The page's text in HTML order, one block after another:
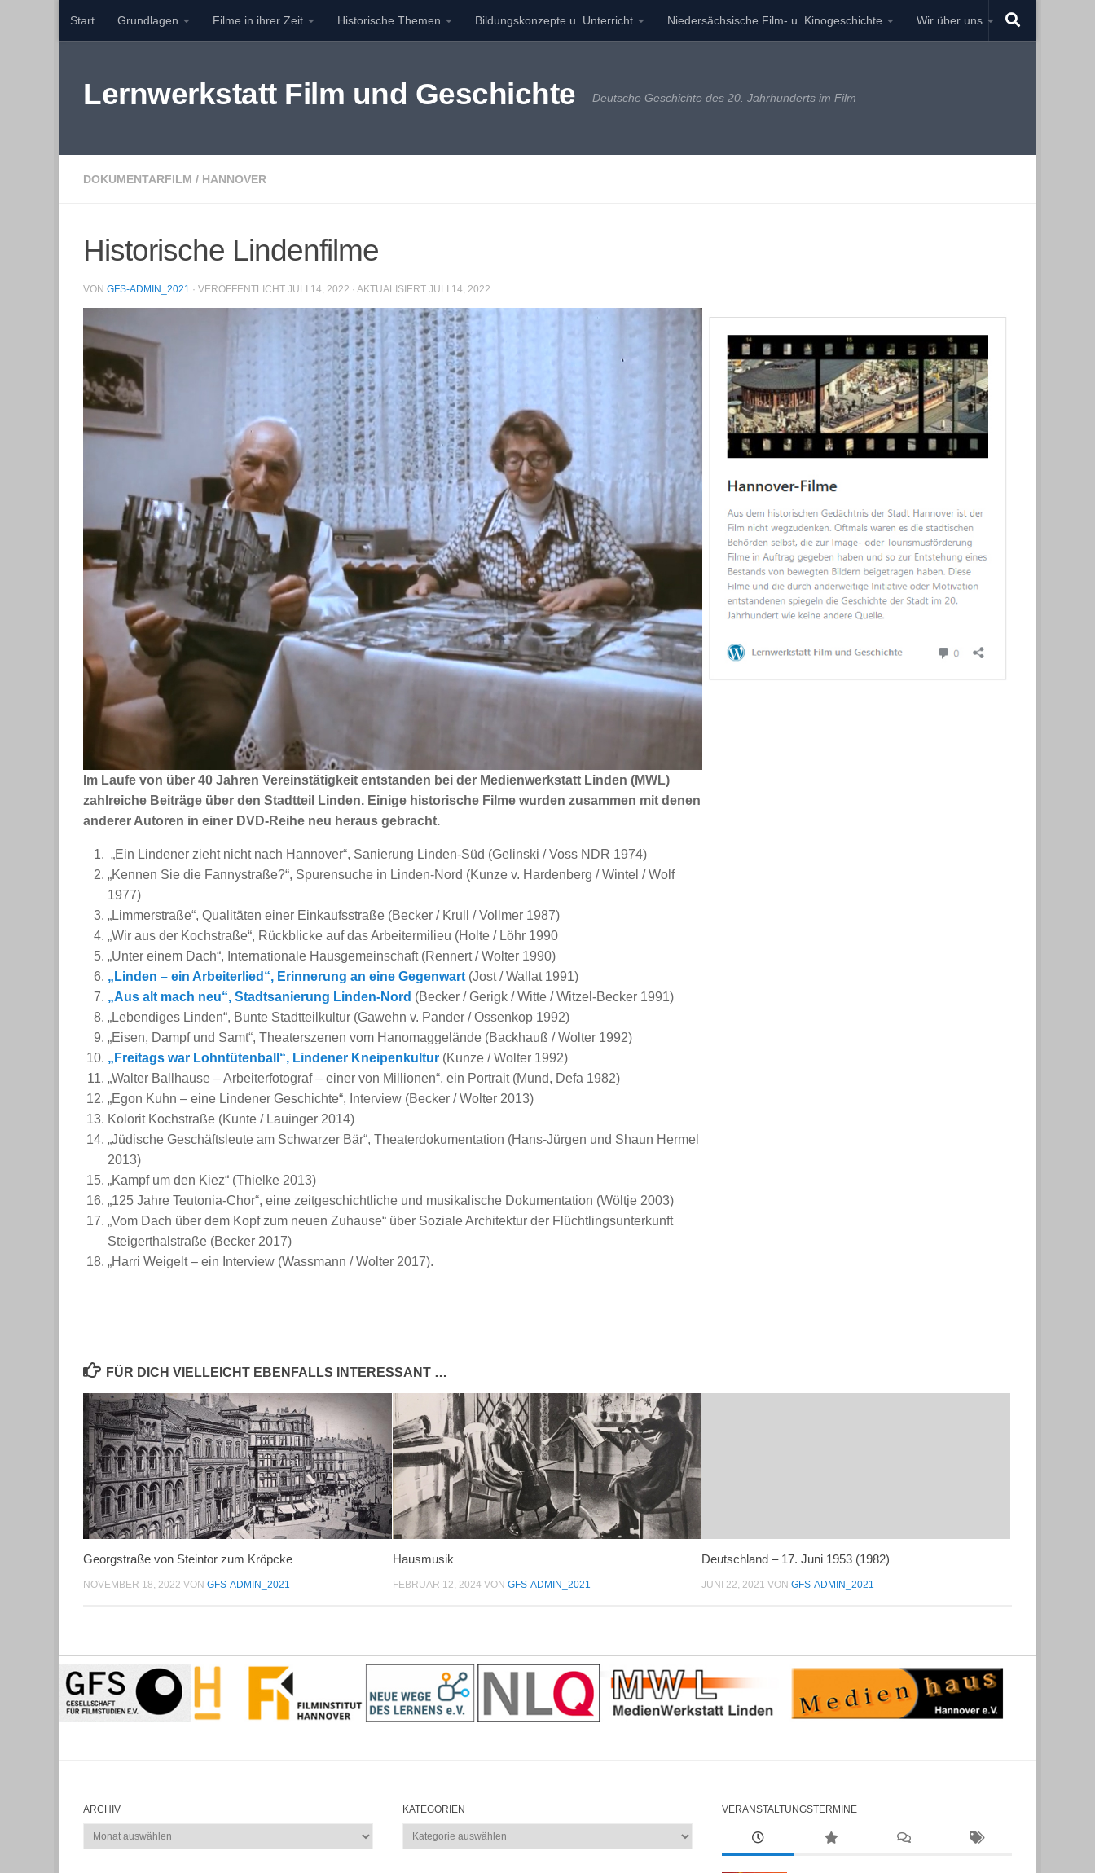
Zum Inhalt springen
Start Grundlagen Filme in ihrer Zeit Historische Themen Bildungskonzepte u. Unterricht Niedersächsische Film- u. Kinogeschichte Wir über uns
Lernwerkstatt Film und Geschichte Deutsche Geschichte des 20. Jahrhunderts im Film
DOKUMENTARFILM / HANNOVER
Historische Lindenfilme
VON GFS-ADMIN_2021 · VERÖFFENTLICHT JULI 14, 2022 · AKTUALISIERT JULI 14, 2022
Im Laufe von über 40 Jahren Vereinstätigkeit entstanden bei der Medienwerkstatt Linden (MWL)
zahlreiche Beiträge über den Stadtteil Linden. Einige historische Filme wurden zusammen mit denen
anderer Autoren in einer DVD-Reihe neu heraus gebracht.
„Ein Lindener zieht nicht nach Hannover“, Sanierung Linden-Süd (Gelinski / Voss NDR 1974)
„Kennen Sie die Fannystraße?“, Spurensuche in Linden-Nord (Kunze v. Hardenberg / Wintel / Wolf
1977)
„Limmerstraße“, Qualitäten einer Einkaufsstraße (Becker / Krull / Vollmer 1987)
„Wir aus der Kochstraße“, Rückblicke auf das Arbeitermilieu (Holte / Löhr 1990
„Unter einem Dach“, Internationale Hausgemeinschaft (Rennert / Wolter 1990)
„Linden – ein Arbeiterlied“, Erinnerung an eine Gegenwart (Jost / Wallat 1991)
„Aus alt mach neu“, Stadtsanierung Linden-Nord (Becker / Gerigk / Witte / Witzel-Becker 1991)
„Lebendiges Linden“, Bunte Stadtteilkultur (Gawehn v. Pander / Ossenkop 1992)
„Eisen, Dampf und Samt“, Theaterszenen vom Hanomaggelände (Backhauß / Wolter 1992)
„Freitags war Lohntütenball“, Lindener Kneipenkultur (Kunze / Wolter 1992)
„Walter Ballhause – Arbeiterfotograf – einer von Millionen“, ein Portrait (Mund, Defa 1982)
„Egon Kuhn – eine Lindener Geschichte“, Interview (Becker / Wolter 2013)
Kolorit Kochstraße (Kunte / Lauinger 2014)
„Jüdische Geschäftsleute am Schwarzer Bär“, Theaterdokumentation (Hans-Jürgen und Shaun Hermel
2013)
„Kampf um den Kiez“ (Thielke 2013)
„125 Jahre Teutonia-Chor“, eine zeitgeschichtliche und musikalische Dokumentation (Wöltje 2003)
„Vom Dach über dem Kopf zum neuen Zuhause“ über Soziale Architektur der Flüchtlingsunterkunft
Steigerthalstraße (Becker 2017)
„Harri Weigelt – ein Interview (Wassmann / Wolter 2017).
FÜR DICH VIELLEICHT EBENFALLS INTERESSANT …
Georgstraße von Steintor zum Kröpcke
NOVEMBER 18, 2022 VON GFS-ADMIN_2021
Hausmusik
FEBRUAR 12, 2024 VON GFS-ADMIN_2021
Deutschland – 17. Juni 1953 (1982)
JUNI 22, 2021 VONGFS-ADMIN_2021
ARCHIV
Archiv
KATEGORIEN
Kategorien
VERANSTALTUNGSTERMINE